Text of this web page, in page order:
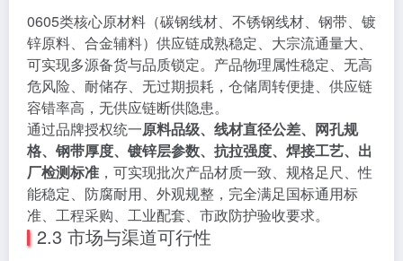
0605类核心原材料（碳钢线材、不锈钢线材、钢带、镀
锌原料、合金辅料）供应链成熟稳定、大宗流通量大、
可实现多源备货与品质锁定。产品物理属性稳定、无高
危风险、耐储存、无过期损耗，仓储周转便捷、供应链
容错率高，无供应链断供隐患。
通过品牌授权统一原料品级、线材直径公差、网孔规
格、钢带厚度、镀锌层参数、抗拉强度、焊接工艺、出
厂检测标准 ，可实现批次产品材质一致、规格足尺、性
能稳定、防腐耐用、外观规整，完全满足国标通用标
准、工程采购、工业配套、市政防护验收要求。
2.3 市场与渠道可行性